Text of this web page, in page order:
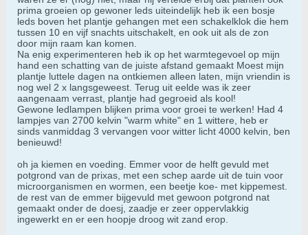
prima groeien op gewoner leds uiteindelijk heb ik een bosje
leds boven het plantje gehangen met een schakelklok die hem
tussen 10 en vijf snachts uitschakelt, en ook uit als de zon
door mijn raam kan komen.
Na enig experimenteren heb ik op het warmtegevoel op mijn
hand een schatting van de juiste afstand gemaakt Moest mijn
plantje luttele dagen na ontkiemen alleen laten, mijn vriendin is
nog wel 2 x langsgeweest. Terug uit eelde was ik zeer
aangenaam verrast, plantje had gegroeid als kool!
Gewone ledlampen blijken prima voor groei te werken! Had 4
lampjes van 2700 kelvin "warm white" en 1 wittere, heb er
sinds vanmiddag 3 vervangen voor witter licht 4000 kelvin, ben
benieuwd!
oh ja kiemen en voeding. Emmer voor de helft gevuld met
potgrond van de prixas, met een schep aarde uit de tuin voor
microorganismen en wormen, een beetje koe- met kippemest.
de rest van de emmer bijgevuld met gewoon potgrond nat
gemaakt onder de doesj, zaadje er zeer oppervlakkig
ingewerkt en er een hoopje droog wit zand erop.